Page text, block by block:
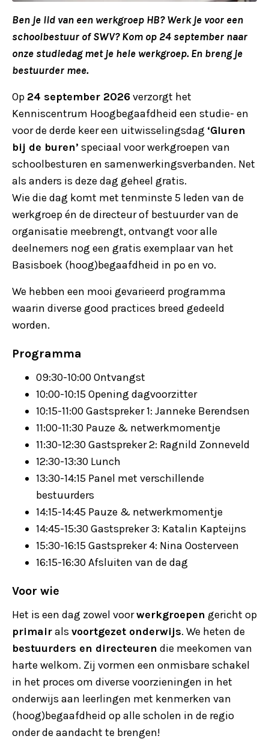
Ben je lid van een werkgroep HB? Werk je voor een
schoolbestuur of SWV? Kom op 24 september naar
onze studiedag met je hele werkgroep. En breng je
bestuurder mee.
Op 24 september 2026 verzorgt het
Kenniscentrum Hoogbegaafdheid een studie- en
voor de derde keer een uitwisselingsdag ‘Gluren
bij de buren’ speciaal voor werkgroepen van
schoolbesturen en samenwerkingsverbanden. Net
als anders is deze dag geheel gratis.
Wie die dag komt met tenminste 5 leden van de
werkgroep én de directeur of bestuurder van de
organisatie meebrengt, ontvangt voor alle
deelnemers nog een gratis exemplaar van het
Basisboek (hoog)begaafdheid in po en vo.
We hebben een mooi gevarieerd programma
waarin diverse good practices breed gedeeld
worden.
Programma
09:30-10:00 Ontvangst
10:00-10:15 Opening dagvoorzitter
10:15-11:00 Gastspreker 1: Janneke Berendsen
11:00-11:30 Pauze & netwerkmomentje
11:30-12:30 Gastspreker 2: Ragnild Zonneveld
12:30-13:30 Lunch
13:30-14:15 Panel met verschillende
bestuurders
14:15-14:45 Pauze & netwerkmomentje
14:45-15:30 Gastspreker 3: Katalin Kapteijns
15:30-16:15 Gastspreker 4: Nina Oosterveen
16:15-16:30 Afsluiten van de dag
Voor wie
Het is een dag zowel voorwerkgroepen gericht op
primairals voortgezet onderwijs. We heten de
bestuurders en directeuren die meekomen van
harte welkom. Zij vormen een onmisbare schakel
in het proces om diverse voorzieningen in het
onderwijs aan leerlingen met kenmerken van
(hoog)begaafdheid op alle scholen in de regio
onder de aandacht te brengen!